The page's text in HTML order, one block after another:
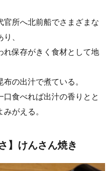
所へ北前船でさまざまな
、
保存がきく食材として地
の出汁で煮ている。
食べれば出汁の香りとと
がえる。
】けんさん焼き